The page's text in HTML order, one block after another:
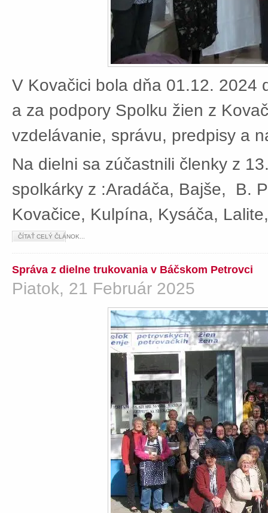
V Kovačici bola dňa 01.12. 2024
a za podpory Spolku žien z
vzdelávanie, správu, predpisy a
Na dielni sa zúčastnili členky z
spolkárky z :Aradáča, Bajše, B.
Kovačice, Kulpína, Kysáča,
ČÍTAŤ CELÝ ČLÁNOK...
Správa z dielne trukovania v Báčskom Petrovci
Piatok, 21 Február 2025